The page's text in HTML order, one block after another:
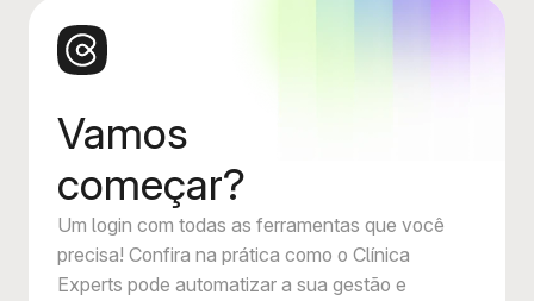
Vamos
começar?
Um login com todas as ferramentas que você
precisa! Confira na prática como o Clínica
Experts pode automatizar a sua gestão e